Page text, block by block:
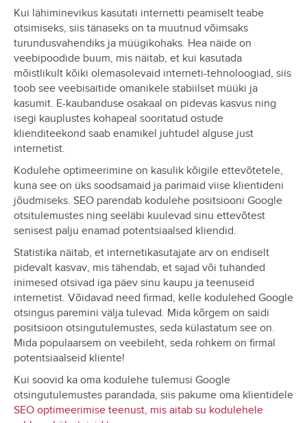
Kui lähiminevikus kasutati internetti peamiselt teabe
otsimiseks, siis tänaseks on ta muutnud võimsaks
turundusvahendiks ja müügikohaks. Hea näide on
veebipoodide buum, mis näitab, et kui kasutada
mõistlikult kõiki olemasolevaid interneti-tehnoloogiad, siis
toob see veebisaitide omanikele stabiilset müüki ja
kasumit. E-kaubanduse osakaal on pidevas kasvus ning
isegi kauplustes kohapeal sooritatud ostude
klienditeekond saab enamikel juhtudel alguse just
internetist.
Kodulehe optimeerimine on kasulik kõigile ettevõtetele,
kuna see on üks soodsamaid ja parimaid viise klientideni
jõudmiseks. SEO parendab kodulehe positsiooni Google
otsitulemustes ning seeläbi kuulevad sinu ettevõtest
senisest palju enamad potentsiaalsed kliendid.
Statistika näitab, et internetikasutajate arv on endiselt
pidevalt kasvav, mis tähendab, et sajad või tuhanded
inimesed otsivad iga päev sinu kaupu ja teenuseid
internetist. Võidavad need firmad, kelle kodulehed Google
otsingus paremini välja tulevad. Mida kõrgem on saidi
positsioon otsingutulemustes, seda külastatum see on.
Mida populaarsem on veebileht, seda rohkem on firmal
potentsiaalseid kliente!
Kui soovid ka oma kodulehe tulemusi Google
otsingutulemustes parandada, siis pakume oma klientidele
SEO optimeerimise teenust, mis aitab su kodulehele